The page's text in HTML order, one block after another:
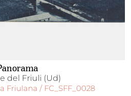
del Friuli (Ud)
Friulana / FC_SFF_0028